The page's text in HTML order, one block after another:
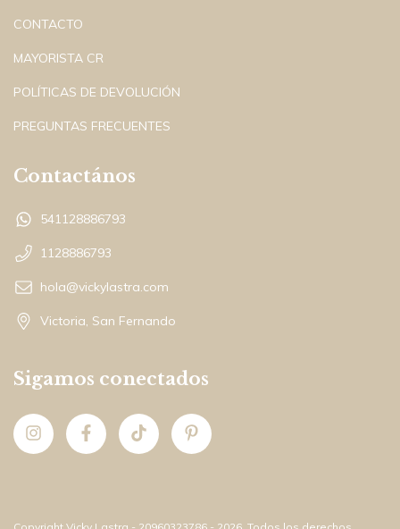
CONTACTO
MAYORISTA CR
POLÍTICAS DE DEVOLUCIÓN
PREGUNTAS FRECUENTES
Contactános
541128886793
1128886793
hola@vickylastra.com
Victoria, San Fernando
Sigamos conectados